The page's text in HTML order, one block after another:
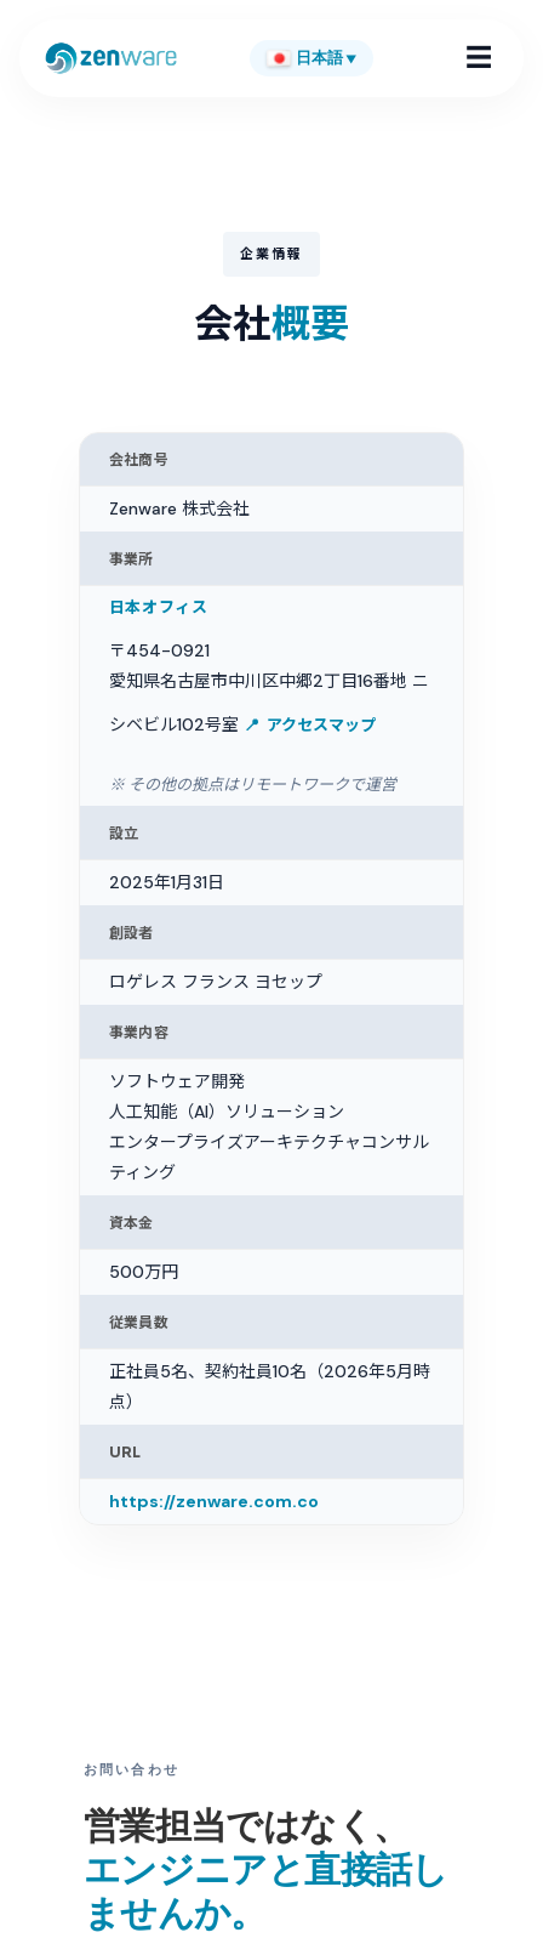
日本語▼ ☰
企業情報
会社概要
会社商号
Zenware 株式会社
事業所
日本オフィス
〒454-0921
愛知県名古屋市中川区中郷2丁目16番地 ニ
シベビル102号室
アクセスマップ
※ その他の拠点はリモートワークで運営
設立
2025年1月31日
創設者
ロゲレス フランス ヨセップ
事業内容
ソフトウェア開発
人工知能（AI）ソリューション
エンタープライズアーキテクチャコンサル
ティング
資本金
500万円
従業員数
正社員5名、契約社員10名（2026年5月時
点）
URL
https://zenware.com.co
お問い合わせ
営業担当ではなく、
エンジニアと直接話し
ませんか。